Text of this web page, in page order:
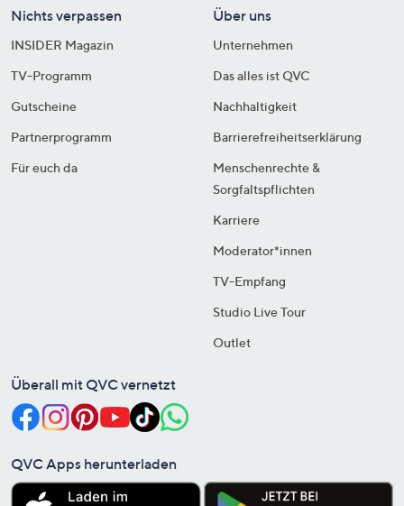
Nichts verpassen
INSIDER Magazin
TV-Programm
Gutscheine
Partnerprogramm
Für euch da
Über uns
Unternehmen
Das alles ist QVC
Nachhaltigkeit
Barrierefreiheitserklärung
Menschenrechte &
Sorgfaltspflichten
Karriere
Moderator*innen
TV-Empfang
Studio Live Tour
Outlet
Überall mit QVC vernetzt
QVC Apps herunterladen